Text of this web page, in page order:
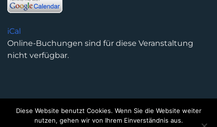
iCal
Online-Buchungen sind für diese Veranstaltung
nicht verfügbar.
DATENSCHUTZERKLÄRUNG IMPRESSUM KONTAKT
Diese Website benutzt Cookies. Wenn Sie die Website weiter
nutzen, gehen wir von Ihrem Einverständnis aus.